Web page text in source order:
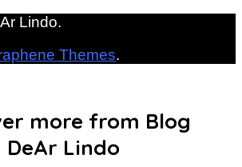
Lindo.
Themes.
more from Blog
DeAr Lindo